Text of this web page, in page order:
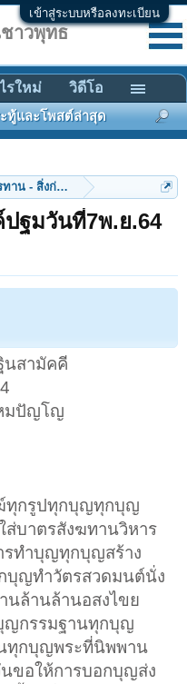
เข้าสู่ระบบหรือลงทะเบียน
าน - สิ่งก่อสร้าง
ปฐมวันที่7พ.ย.64
นสามัคคี
มปัญโญ
ทุกรูปทุกบุญทุกบุญ
บาตรสังฆทานวิหาร
รทำบุญทุกบุญสร้าง
บุญทำวัตรสวดมนต์นั่ง
นล้านล้านอสงไขย
ญกรรมฐานทุกบุญ
ทุกบุญพระที่นิพพาน
ขอให้การบอกบุญส่ง
าวพุทธ
ทู้และโพสต์ล่าสุด
รใหม่ วิดีโอ